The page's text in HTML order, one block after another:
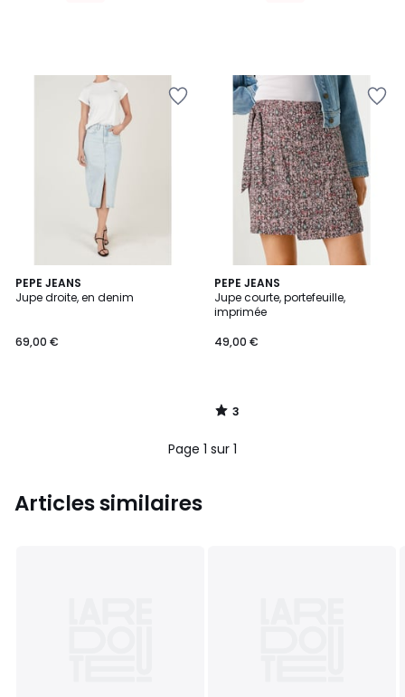
PEPE JEANS
Jupe droite, en denim
69,00 €
PEPE JEANS
Jupe courte, portefeuille,
imprimée
49,00 €
3
/
5
3
/
Page 1 sur 1
Articles similaires